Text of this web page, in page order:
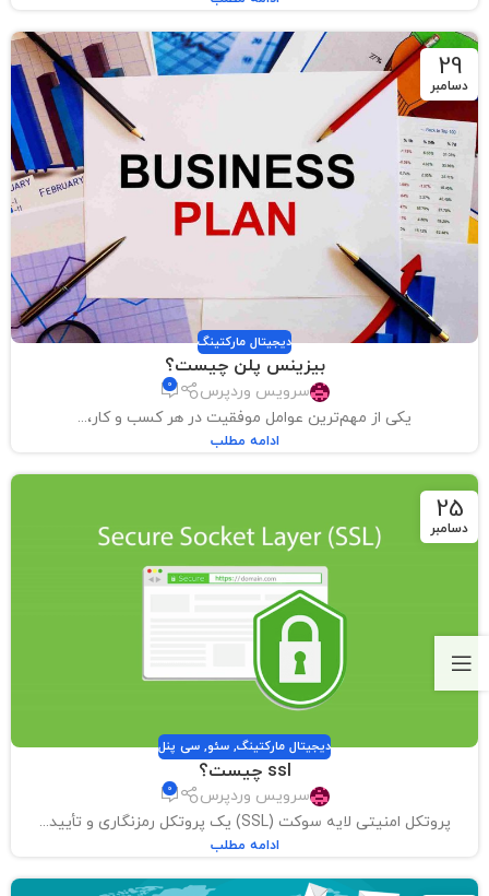
29
دسامبر
دیجیتال مارکتینگ
بیزینس پلن چیست؟
سرویس وردپرس 0
یکی از مهم‌ترین عوامل موفقیت در هر کسب و کار،...
ادامه مطلب
25
دسامبر
دیجیتال مارکتینگ, سئو, سی پنل
ssl چیست؟
سرویس وردپرس 0
پروتکل امنیتی لایه سوکت (SSL) یک پروتکل رمزنگاری و تأیید...
ادامه مطلب